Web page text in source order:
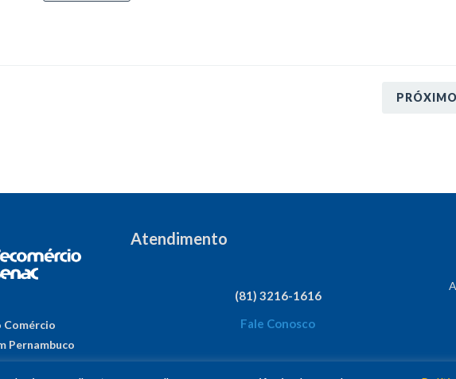
PRÓXIMO
Comércio
Pernambuco
Atendimento
(81) 3216-1616
Fale Conosco